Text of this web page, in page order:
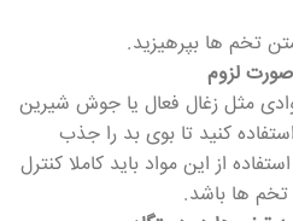
تخم ها بپرهیزید.
صورت لزوم
مثل زغال فعال یا جوش شیرین
کنید تا بوی بد را جذب
از این مواد باید کاملا کنترل
ها باشد.